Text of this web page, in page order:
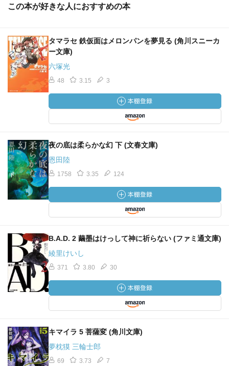
この本が好きな人におすすめの本
タマラセ 鉄仮面はメロンパンを夢見る (角川スニーカ
ー文庫)
六塚光
48 3.15 3
夜の底は柔らかな幻 下 (文春文庫)
恩田陸
1758 3.35 124
B.A.D. 2 繭墨はけっして神に祈らない (ファミ通文庫)
綾里けいし
371 3.80 30
キマイラ 5 菩薩変 (角川文庫)
夢枕獏 三輪士郎
69 3.73 7